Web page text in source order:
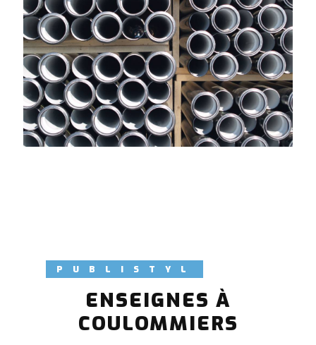
PUBLISTYL
ENSEIGNES À
COULOMMIERS